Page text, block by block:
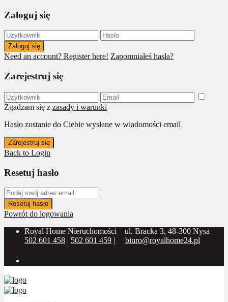
Zaloguj się
Zaloguj się
Need an account? Register here! Zapomniałeś hasła?
Zarejestruj się
Zgadzam się z zasady i warunki
Hasło zostanie do Ciebie wysłane w wiadomości email
Zarejestruj się
Back to Login
Resetuj hasło
Resetuj hasło
Powrót do logowania
Royal Home Nieruchomości
ul. Bracka 3, 48-300 Nysa
502 601 458 | 502 601 459 | biuro@royalhome24.pl